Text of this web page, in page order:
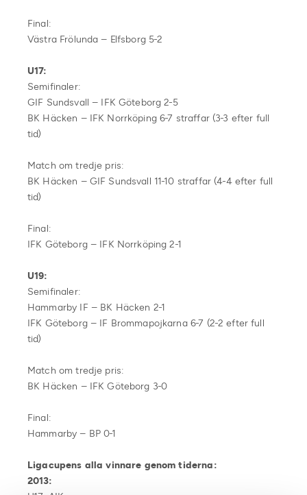
Final:
Västra Frölunda – Elfsborg 5-2
U17:
Semifinaler:
GIF Sundsvall – IFK Göteborg 2-5
BK Häcken – IFK Norrköping 6-7 straffar (3-3 efter full
tid)
Match om tredje pris:
BK Häcken – GIF Sundsvall 11-10 straffar (4-4 efter full
tid)
Final:
IFK Göteborg – IFK Norrköping 2-1
U19:
Semifinaler:
Hammarby IF – BK Häcken 2-1
IFK Göteborg – IF Brommapojkarna 6-7 (2-2 efter full
tid)
Match om tredje pris:
BK Häcken – IFK Göteborg 3-0
Final:
Hammarby – BP 0-1
Ligacupens alla vinnare genom tiderna:
2013: